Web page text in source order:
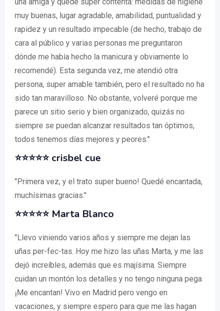
muy buenas, lugar agradable, amabilidad, puntualidad y
rapidez y un resultado impecable (de hecho, trabajo de
cara al público y varias personas me preguntaron
dónde me había hecho la manicura y obviamente lo
recomendé). Esta segunda vez, me atendió otra
persona, super amable también, pero el resultado no ha
sido tan maravilloso. No obstante, volveré porque me
parece un sitio serio y bien organizado, quizás no
siempre se puedan alcanzar resultados tan óptimos,
todos tenemos días mejores y peores."
⭐⭐⭐⭐⭐crisbel cue
"Primera vez, y el trato super bueno! Quedé encantada,
muchísimas gracias."
⭐⭐⭐⭐⭐ Marta Blanco
"Llevo viniendo varios años y siempre me dejan las
uñas per-fec-tas. Hoy me hizo las uñas Marta, y me las
dejó increíbles, además que es majísima. Siempre
cuidan un montón los detalles y no tengo ninguna pega.
¡Me encantan! Vivo en Madrid pero vengo en
vacaciones, y siempre espero para que me las hagan